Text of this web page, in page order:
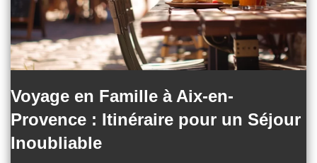
Voyage en Famille à Aix-en-
Provence : Itinéraire pour un Séjour
Inoubliable